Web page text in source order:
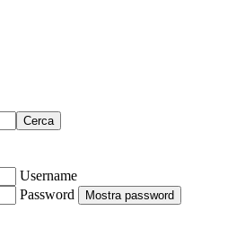
Cerca
Username
Password
Mostra password